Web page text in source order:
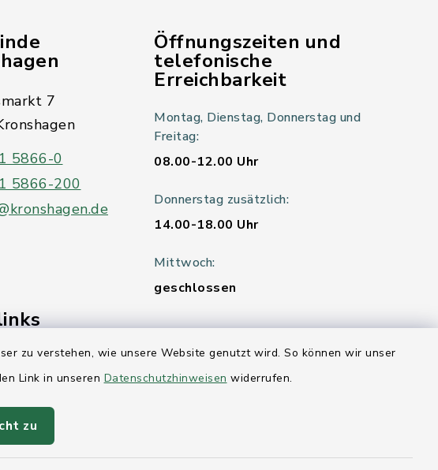
zu verstehen, wie unsere Website genutzt wird. So können wir unser
Link in unseren Datenschutzhinweisen widerrufen.
zu
7
5866-0
5866-200
Öffnungszeiten und
telefonische
Erreichbarkeit
Montag, Dienstag, Donnerstag und
Freitag:
08.00-12.00 Uhr
Donnerstag zusätzlich:
14.00-18.00 Uhr
Mittwoch:
geschlossen
115
Eckernförde